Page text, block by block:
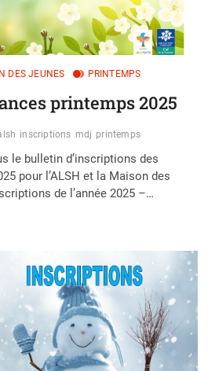
DES JEUNES PRINTEMPS
printemps 2025
inscriptions mdj printemps
le bulletin d’inscriptions des
pour l’ALSH et la Maison des
de l’année 2025 –…